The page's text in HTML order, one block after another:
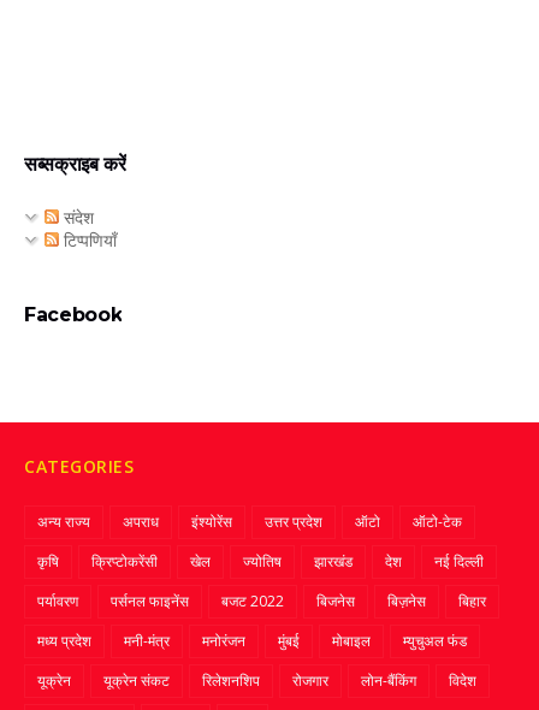
सब्सक्राइब करें
संदेश
टिप्पणियाँ
Facebook
CATEGORIES
अन्य राज्य अपराध इंश्योरेंस उत्तर प्रदेश ऑटो
ऑटो-टेक
कृषि
क्रिप्‍टोकरेंसी खेल ज्‍योतिष झारखंड देश
नई दिल्ली
पर्यावरण
पर्सनल फाइनेंस बजट 2022 बिजनेस बिज़नेस
बिहार
मध्य प्रदेश
मनी-मंत्र मनोरंजन मुंबई मोबाइल
म्‍युचुअल फंड
यूक्रेन
यूक्रेन संकट रिलेशनशिप रोजगार लोन-बैंकिंग
विदेश